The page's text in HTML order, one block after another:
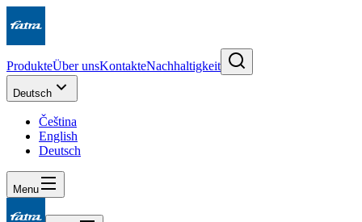
ProdukteÜber unsKontakteNachhaltigkeit
Deutsch
Čeština
English
Deutsch
Menu